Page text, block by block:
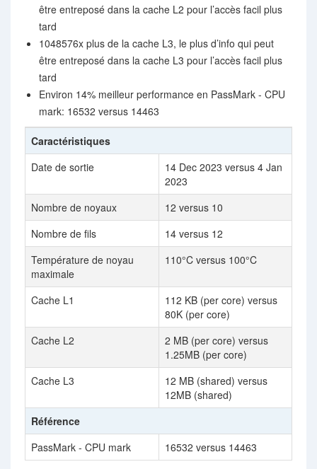
être entreposé dans la cache L2 pour l’accès facil plus
tard
1048576x plus de la cache L3, le plus d’info qui peut
être entreposé dans la cache L3 pour l’accès facil plus
tard
Environ 14% meilleur performance en PassMark - CPU
mark: 16532 versus 14463
Caractéristiques
Date de sortie
14 Dec 2023 versus 4 Jan
2023
Nombre de noyaux
12 versus 10
Nombre de fils
14 versus 12
Température de noyau
maximale
110°C versus 100°C
Cache L1
112 KB (per core) versus
80K (per core)
Cache L2
2 MB (per core) versus
1.25MB (per core)
Cache L3
12 MB (shared) versus
12MB (shared)
Référence
PassMark - CPU mark
16532 versus 14463